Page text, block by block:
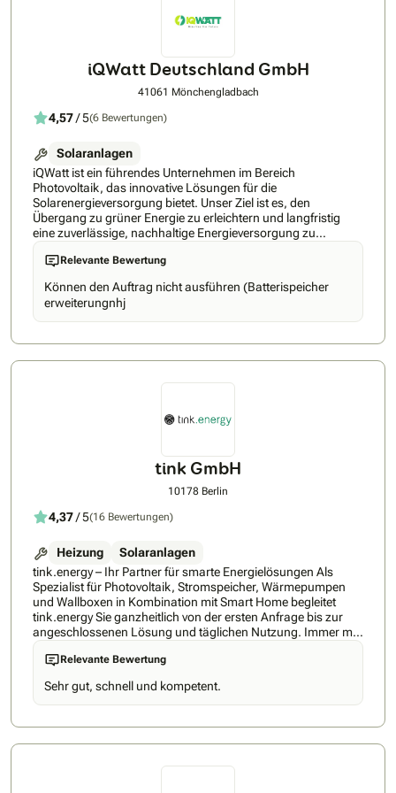
iQWatt Deutschland GmbH
41061 Mönchengladbach
4,57/ 5(6 Bewertungen)
Solaranlagen
iQWatt ist ein führendes Unternehmen im Bereich
Photovoltaik, das innovative Lösungen für die
Solarenergieversorgung bietet. Unser Ziel ist es, den
Übergang zu grüner Energie zu erleichtern und langfristig
eine zuverlässige, nachhaltige Energieversorgung zu
gewährleisten. Mit maßgeschneiderten PV-Systemen,
persönlicher Beratung und erstklassigem Service machen wir
Sie energieunabhängig und unterstützen Sie bei jedem
Schritt, von der Planung bis zu der Zeit nach der Installation.
Ihr Weg zu einer nachhaltigen Zukunft beginnt bei iQWatt.
Relevante Bewertung
Können den Auftrag nicht ausführen (Batterispeicher
erweiterungnhj
tink GmbH
10178 Berlin
4,37/ 5(16 Bewertungen)
Heizung
Solaranlagen
tink.energy – Ihr Partner für smarte Energielösungen Als
Spezialist für Photovoltaik, Stromspeicher, Wärmepumpen
und Wallboxen in Kombination mit Smart Home begleitet
tink.energy Sie ganzheitlich von der ersten Anfrage bis zur
angeschlossenen Lösung und täglichen Nutzung. Immer mit
dem Anspruch, höchste Qualität mit regionaler Expertise zu
verbinden – für eine Lösung, die langfristig Ihre Energiekosten
senkt und auf Ihre Bedürfnisse abgestimmt ist. So einfach
geht’s mit unserer Nummer-1-Empfehlung: ✅ Persönliche
Begleitung – Sie erhalten einen festen Energieexperten an
Speicher und Smart Home aus einer Hand, aufeinander
Relevante Bewertung
Sehr gut, schnell und kompetent.